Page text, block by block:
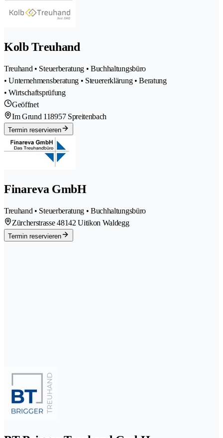
Kolb Treuhand
Treuhand • Steuerberatung • Buchhaltungsbüro
• Unternehmensberatung • Steuererklärung • Beratung
• Wirtschaftsprüfung
Geöffnet
Im Grund 118957 Spreitenbach
Termin reservieren
Finareva GmbH
Treuhand • Steuerberatung • Buchhaltungsbüro
Zürcherstrasse 48142 Uitikon Waldegg
Termin reservieren